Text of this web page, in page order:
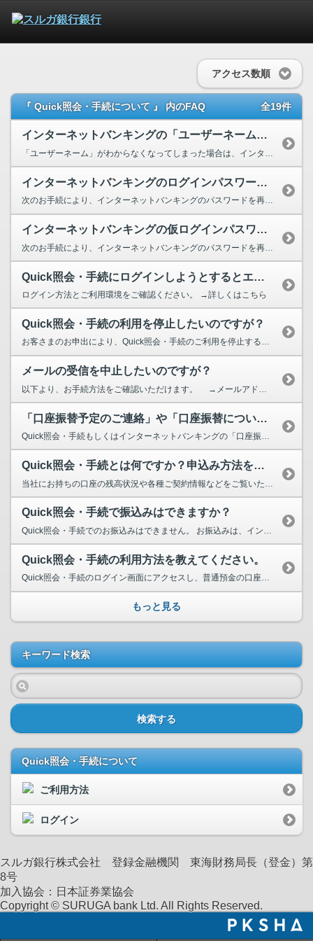
アクセス数順
『 Quick照会・手続について 』 内のFAQ 全19件
インターネットバンキングの「ユーザーネーム」がわからなくなってしまいました...
「ユーザーネーム」がわからなくなってしまった場合は、インターネットバンキングのユーザーネー...
インターネットバンキングのログインパスワードまたは確認パスワードがわからな...
次のお手続により、インターネットバンキングのパスワードを再発行いたします。 →パスワード...
インターネットバンキングの仮ログインパスワードを忘れてしまった場合やハガキ...
Quick照会・手続にログインしようとするとエラーメッセージが表示されます。
ログイン方法とご利用環境をご確認ください。 →詳しくはこちら
Quick照会・手続の利用を停止したいのですが？
お客さまのお申出により、Quick照会・手続のご利用を停止することができます。 Quick照...
メールの受信を中止したいのですが？
以下より、お手続方法をご確認いただけます。 →メールアドレスの変更・メールアドレス...
「口座振替予定のご連絡」や「口座振替についてのご連絡」というメールが届きま...
Quick照会・手続もしくはインターネットバンキングの「口座振替情報」にて口座振替予定の内容を...
Quick照会・手続とは何ですか？申込み方法を教えてください。
Quick照会・手続で振込みはできますか？
Quick照会・手続でのお振込みはできません。 お振込みは、インターネットバンキング（個...
Quick照会・手続の利用方法を教えてください。
Quick照会・手続のログイン画面にアクセスし、普通預金の口座番号、店番号、キャッシュカードの...
もっと見る
キーワード検索
検索する
Quick照会・手続について
ご利用方法
ログイン
スルガ銀行株式会社 登録金融機関 東海財務局長（登金）第
8号
加入協会：日本証券業協会
Copyright © SURUGA bank Ltd. All Rights Reserved.